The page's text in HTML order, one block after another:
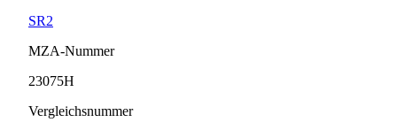
SR2
MZA-Nummer
23075H
Vergleichsnummer